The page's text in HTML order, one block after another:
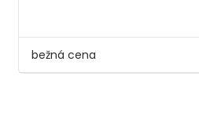
bežná cena